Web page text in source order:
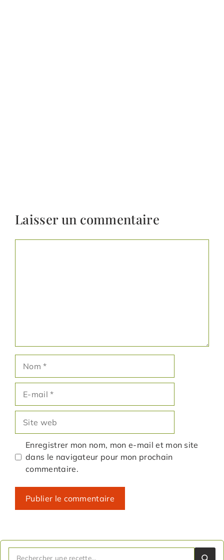
Laisser un commentaire
mail
web
Enregistrer mon nom, mon e-mail et mon site
dans le navigateur pour mon prochain
commentaire.